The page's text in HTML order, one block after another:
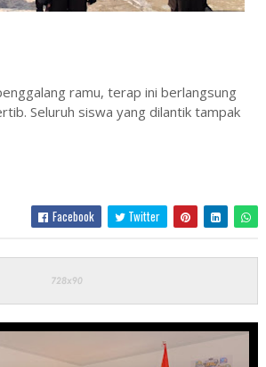
ramu, terap ini berlangsung
Seluruh siswa yang dilantik tampak
Facebook Twitter